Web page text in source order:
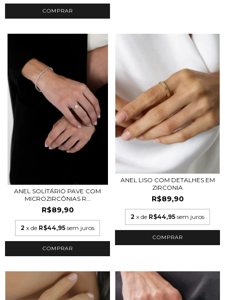
COMPRAR
ANEL SOLITÁRIO PAVE COM
MICROZIRCÔNIAS R...
R$89,90
2 x de R$44,95 sem juros
COMPRAR
ANEL LISO COM DETALHES EM
ZIRCONIA
R$89,90
2 x de R$44,95 sem juros
COMPRAR